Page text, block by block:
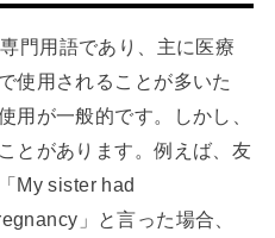
門用語であり、主に医療
使用されることが多いた
用が一般的です。しかし、
とがあります。例えば、友
My sister had
」と言った場合、